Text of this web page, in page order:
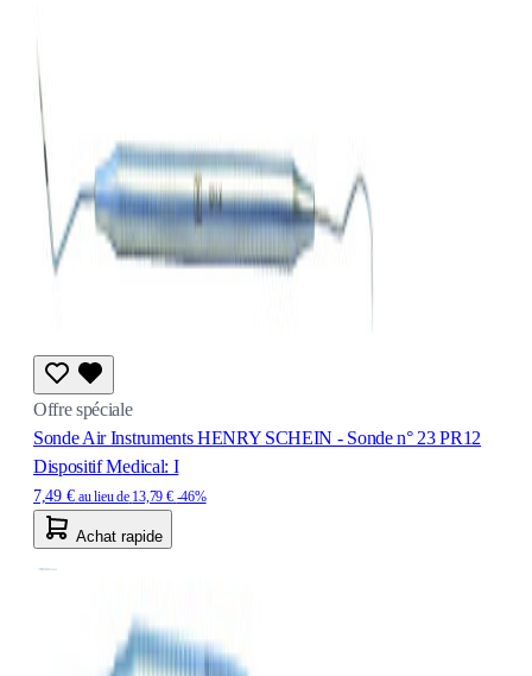
Offre spéciale
Sonde Air Instruments HENRY SCHEIN - Sonde n° 23 PR12
Dispositif Medical: I
7,49 € au lieu de 13,79 € -46%
Achat rapide